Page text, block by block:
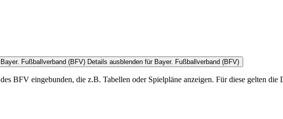
Fußballverband (BFV) Details ausblenden für Bayer. Fußballverband (BFV)
BFV eingebunden, die z.B. Tabellen oder Spielpläne anzeigen. Für diese gelten